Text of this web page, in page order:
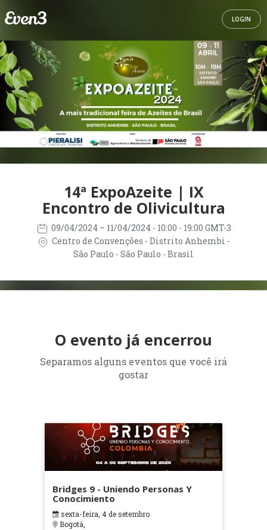
LOGIN
14ª ExpoAzeite | IX
Encontro de Olivicultura
09/04/2024 – 11/04/2024 - 10:00 - 19:00 GMT-3
Centro de Convenções - Distrito Anhembi -
São Paulo - São Paulo - Brasil
O evento já encerrou
Separamos alguns eventos que você irá
gostar
Bridges 9 - Uniendo Personas Y
Conocimiento
sexta-feira, 4 de setembro
Bogotá,